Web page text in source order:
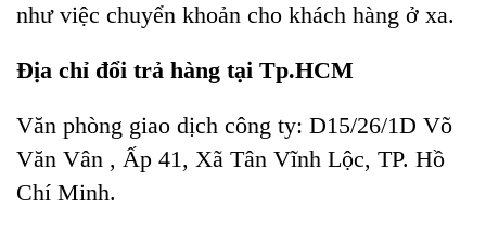
như việc chuyển khoản cho khách hàng ở xa.
Địa chỉ đổi trả hàng tại Tp.HCM
Văn phòng giao dịch công ty: D15/26/1D Võ
Văn Vân , Ấp 41, Xã Tân Vĩnh Lộc, TP. Hồ
Chí Minh.